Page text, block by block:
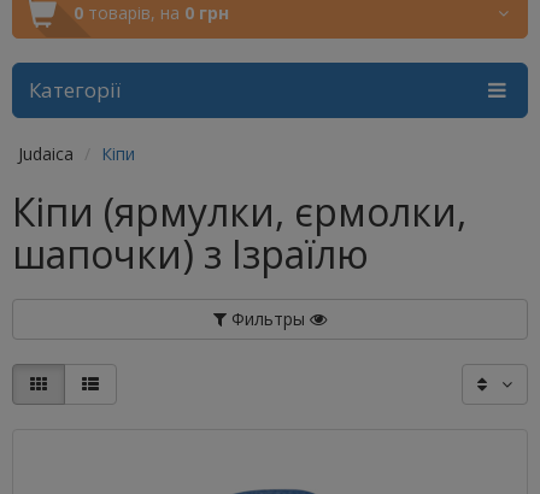
0 товарів, на 0 грн
Категорії
Judaica Кіпи
Кіпи (ярмулки, єрмолки,
шапочки) з Ізраїлю
Фильтры